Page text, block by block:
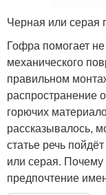
Черная или
Гофра помогает
механического
правильном
распространение
горючих
рассказывалось,
статье речь
или серая.
предпочтение